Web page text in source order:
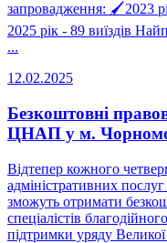
запровадження: 🖌2023
2025 рік - 89 виїздів
...
12.02.2025
Безкоштовні
ЦНАП у м.
Відтепер кожного
адміністративних
зможуть отримати
спеціалістів
підтримки уряду Великої